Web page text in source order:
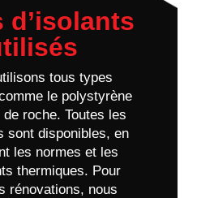
d’isolants
tous types
le polystyrène
roche. Toutes les
sont disponibles, en
les normes et les
thermiques. Pour
rénovations, nous